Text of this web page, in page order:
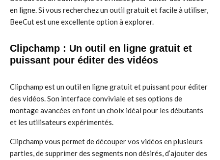
en ligne. Si vous recherchez un outil gratuit et facile à utiliser,
BeeCut est une excellente option à explorer.
Clipchamp : Un outil en ligne gratuit et
puissant pour éditer des vidéos
Clipchamp est un outil en ligne gratuit et puissant pour éditer
des vidéos. Son interface conviviale et ses options de
montage avancées en font un choix idéal pour les débutants
et les utilisateurs expérimentés.
Clipchamp vous permet de découper vos vidéos en plusieurs
parties, de supprimer des segments non désirés, d’ajouter des